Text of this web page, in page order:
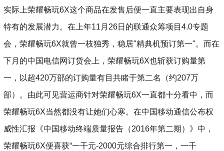
实际上荣耀畅玩6X这个商品在发售后便一直主要表现出自身
特有的发展潜力。在上年11月26日的联通众筹项目4.0专题
会，荣耀畅玩6X就曾一枝独秀，稳居"精典机预订第一"。而在
下月的中国电信网订货会上，荣耀畅玩6X也斩获订购量第
一，以超420万部的订购量有目共睹于第二名（约207万
部）。由此可见营运商针对荣耀畅玩6X一直都十分看中，而
荣耀畅玩6X当然都没有让她们心寒。在中国移动通信公布权
威性汇报《中国移动终端质量报告（2016年第二期）》中，
荣耀畅玩6X便喜获“一千元-2000元综合排行第一，一千